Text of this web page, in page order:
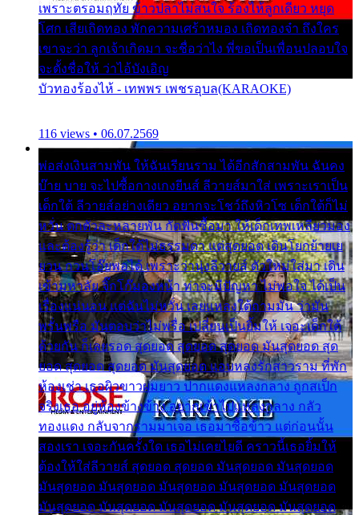
เพราะตรอมฤทัย ข้าวปลาไม่สนใจ ร้องไห้ลูกเดียว หยุด
โศก เสียเถิดทอง พักความเศร้าหมอง เถิดทองจ๋า ถึงใคร
เขาจะว่า ลูกเจ้าเกิดมา จะชื่อว่าไง พี่ขอเป็นเพื่อนปลอบใจ
จะตั้งชื่อให้ ว่าไอ้บังเอิญ
บัวทองร้องไห้ - เทพพร เพชรอุบล(KARAOKE)
116 views • 06.07.2569
พ่อส่งเงินสามพัน ให้ฉันเรียนราม ได้อีกสักสามพัน ฉันคง
บ๊าย บาย จะไปซื้อกางเกงยีนส์ ลีวายส์มาใส่ เพราะเราเป็น
เด็กใต้ ลีวายส์อย่างเดียว อยากจะโชว์ถึงหิวโซ เด็กใต้ก็ไม่
หวั่น ตกตัวละหลายพัน กัดฟันซื้อมา ให้เด็กเทพเหลียวมอง
และต้องรู้ว่า เด็กใต้ไม่ธรรมดา แต่สุดยอด เดินโยกย้ายเย
ยวน กวนโอ๊ยพอได้ เพราะว่านุ่งลีวายส์ ตัวใหม่ใส่มา เดิน
เข้ามหาลัย จิ๊กโก๊มองหน้า ท่าจะมีปัญหา ไม่พอใจ ได้เป็น
เรื่องแน่นอน แต่ฉันไม่หวั่น เลยแหลงใต้ถามมัน ว่ามัน
พรั่นพรือ มันตอบว่าไม่พรื่อ เปลี่ยนเป็นยิ้มให้ เจอะเด็กใต้
ด้วยกัน ก็เลยรอด สุดยอด สุดยอด สุดยอด มันสุดยอด สุด
ยอด สุดยอด สุดยอด มันสุดยอด แอบหลงรักสาวราม ที่พัก
ห้องเช่า เธอผิวขาวผมยาว ปากแดงแหลงกลาง ถูกสเป็ก
จริงเธอ อยู่ห้องข้างข้าง อยากเข้าไปแหลงกลาง กลัว
ทองแดง กลับจากรามมาเจอ เธอมาซื้อข้าว แต่ก่อนนั้น
สองเรา เจอะกันครั้งใด เธอไม่เคยไยดี คราวนี้เธอยิ้มให้
ต้องให้ใส่ลีวายส์ สุดยอด สุดยอด มันสุดยอด มันสุดยอด
มันสุดยอด มันสุดยอด มันสุดยอด มันสุดยอด มันสุดยอด
มันสุดยอด มันสุดยอด มันสุดยอด มันสุดยอด มันสุดยอด